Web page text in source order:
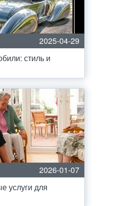
2025-04-29
стиль и
2026-01-07
услуги для